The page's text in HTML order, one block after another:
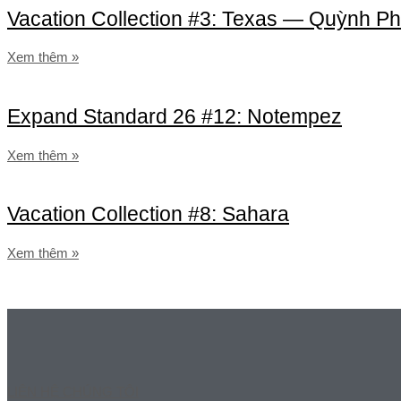
Vacation Collection #3: Texas — Quỳnh
Xem thêm »
Expand Standard 26 #12: Notempez
Xem thêm »
Vacation Collection #8: Sahara
Xem thêm »